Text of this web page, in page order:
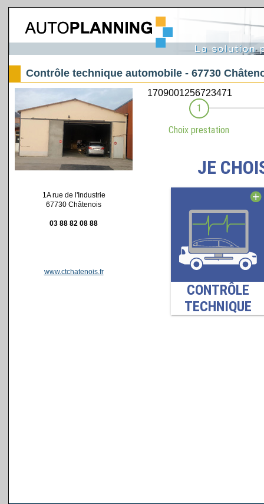
Contrôle technique automobile - 67730
1A rue de l'Industrie
67730 Châtenois
03 88 82 08 88
www.ctchatenois.fr